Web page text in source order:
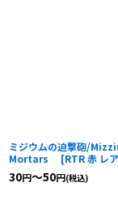
ミジウムの迫撃砲/
Mortars
[RTR 赤 レア
30円～50円(税込)